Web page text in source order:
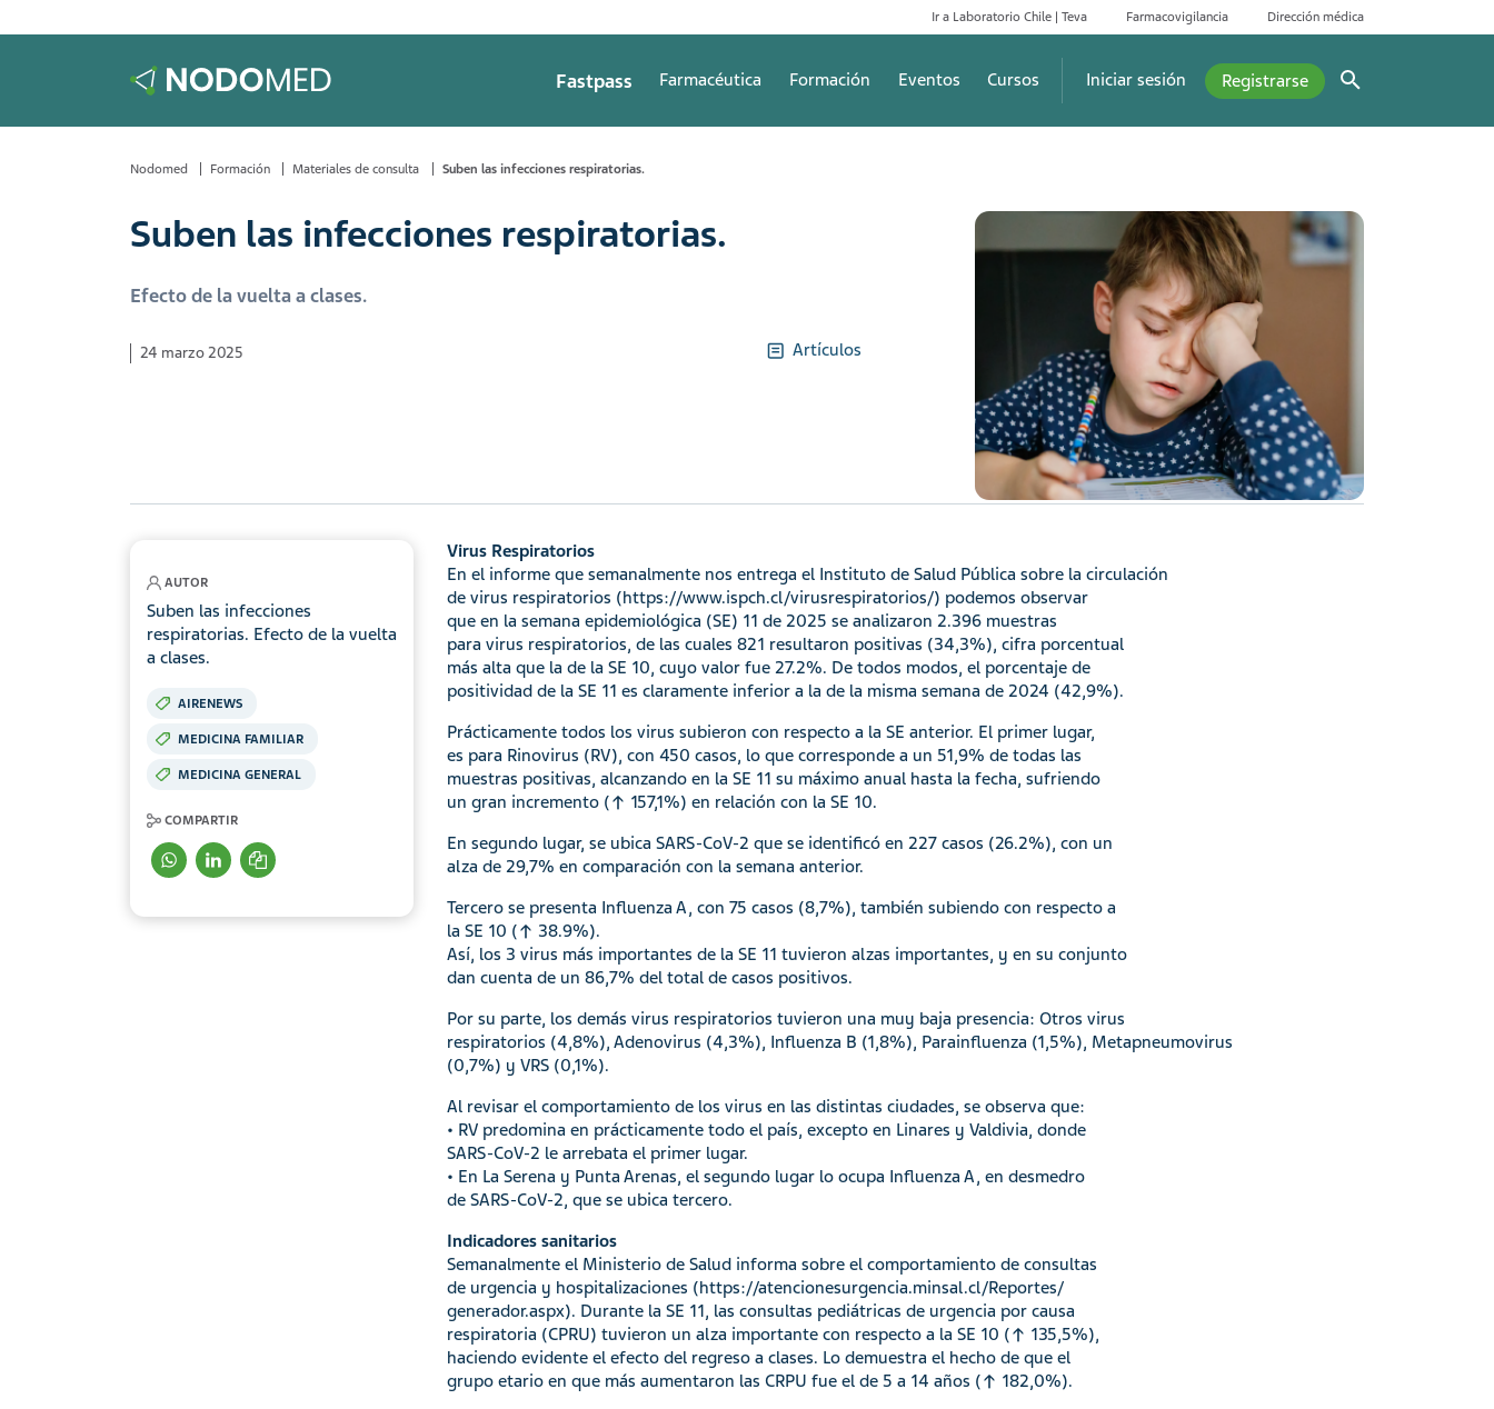
Ir a Laboratorio Chile | Teva Farmacovigilancia Dirección médica
Fastpass Farmacéutica Formación Eventos Cursos Iniciar sesión Registrarse
Nodomed Formación Materiales de consulta Suben las infecciones respiratorias.
Suben las infecciones respiratorias.
Efecto de la vuelta a clases.
24 marzo 2025 Artículos
AUTOR
Suben las infecciones
respiratorias. Efecto de la vuelta
a clases.
AIRENEWS
MEDICINA FAMILIAR
MEDICINA GENERAL
COMPARTIR
Virus Respiratorios
En el informe que semanalmente nos entrega el Instituto de Salud Pública sobre la circulación
de virus respiratorios (https://www.ispch.cl/virusrespiratorios/) podemos observar
que en la semana epidemiológica (SE) 11 de 2025 se analizaron 2.396 muestras
para virus respiratorios, de las cuales 821 resultaron positivas (34,3%), cifra porcentual
más alta que la de la SE 10, cuyo valor fue 27.2%. De todos modos, el porcentaje de
positividad de la SE 11 es claramente inferior a la de la misma semana de 2024 (42,9%).
Prácticamente todos los virus subieron con respecto a la SE anterior. El primer lugar,
es para Rinovirus (RV), con 450 casos, lo que corresponde a un 51,9% de todas las
muestras positivas, alcanzando en la SE 11 su máximo anual hasta la fecha, sufriendo
un gran incremento (↑ 157,1%) en relación con la SE 10.
En segundo lugar, se ubica SARS-CoV-2 que se identificó en 227 casos (26.2%), con un
alza de 29,7% en comparación con la semana anterior.
Tercero se presenta Influenza A, con 75 casos (8,7%), también subiendo con respecto a
la SE 10 (↑ 38.9%).
Así, los 3 virus más importantes de la SE 11 tuvieron alzas importantes, y en su conjunto
dan cuenta de un 86,7% del total de casos positivos.
Por su parte, los demás virus respiratorios tuvieron una muy baja presencia: Otros virus
respiratorios (4,8%), Adenovirus (4,3%), Influenza B (1,8%), Parainfluenza (1,5%), Metapneumovirus
(0,7%) y VRS (0,1%).
Al revisar el comportamiento de los virus en las distintas ciudades, se observa que:
• RV predomina en prácticamente todo el país, excepto en Linares y Valdivia, donde
SARS-CoV-2 le arrebata el primer lugar.
• En La Serena y Punta Arenas, el segundo lugar lo ocupa Influenza A, en desmedro
de SARS-CoV-2, que se ubica tercero.
Indicadores sanitarios
Semanalmente el Ministerio de Salud informa sobre el comportamiento de consultas
de urgencia y hospitalizaciones (https://atencionesurgencia.minsal.cl/Reportes/
generador.aspx). Durante la SE 11, las consultas pediátricas de urgencia por causa
respiratoria (CPRU) tuvieron un alza importante con respecto a la SE 10 (↑ 135,5%),
haciendo evidente el efecto del regreso a clases. Lo demuestra el hecho de que el
grupo etario en que más aumentaron las CRPU fue el de 5 a 14 años (↑ 182,0%).